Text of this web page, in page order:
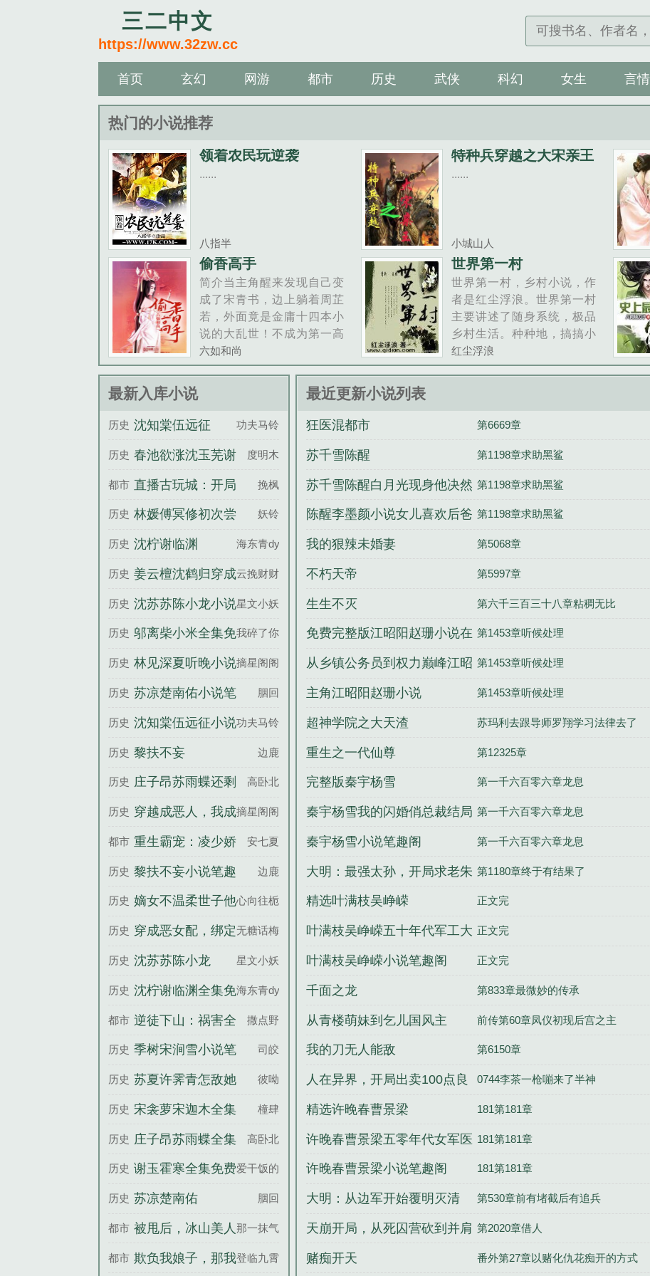
三二中文
https://www.32zw.cc
首页 玄幻 网游 都市 历史 武侠 科幻 女生 言情
热门的小说推荐
领着农民玩逆袭
......
八指半
特种兵穿越之大宋亲王
......
小城山人
偷香高手
简介当主角醒来发现自己变
成了宋青书，边上躺着周芷
若，外面竟是金庸十四本小
说的大乱世！不成为第一高
手，自己怎么能比韦小宝活
得更幸福！微信公众号六如
六如和尚
世界第一村
世界第一村，乡村小说，作
者是红尘浮浪。世界第一村
主要讲述了随身系统，极品
乡村生活。种种地，搞搞小
牧场！这里是政界大佬的养
老之地，这里是当红明星的
界级野生动物保护区。…......
红尘浮浪
最新入库小说
历史 沈知棠伍远征 功夫马铃薯
历史 春池欲涨沈玉芜谢
寒城全文完整版
度明木
都市 直播古玩城：开局
50块买房买车！
挽枫
历史 林媛傅冥修初次尝
鲜百度云
妖铃
历史 沈柠谢临渊 海东青dy
历史 姜云檀沈鹤归穿成
末世恶毒女配后成
香饽饽了百度云
云挽财财
历史 沈苏苏陈小龙小说
笔趣阁
星文小妖
历史 邬离柴小米全集免
费阅读
我碎了你随
历史 林见深夏听晚小说
笔趣阁
摘星阁阁主
历史 苏凉楚南佑小说笔
趣阁
胭回
历史 沈知棠伍远征小说
笔趣阁
功夫马铃薯
历史 黎扶不妄 边鹿
历史 庄子昂苏雨蝶还剩
三个月命，请让我
从容赴死百度云
高卧北
历史 穿越成恶人，我成
了妹妹的救世主林
见深夏听晚全文完
摘星阁阁主
都市 重生霸宠：凌少娇
妻飒又甜
安七夏
历史 黎扶不妄小说笔趣
阁
边鹿
历史 嫡女不温柔世子他
超爱孟姝月傅云濯
全文完整版
心向往栀
历史 穿成恶女配，绑定
阴湿反派黑化前姜
岁谢砚寒全文完整
无糖话梅
历史 沈苏苏陈小龙 星文小妖
历史 沈柠谢临渊全集免
费阅读
海东青dy
都市 逆徒下山：祸害全
世界
撒点野
历史 季树宋涧雪小说笔
趣阁
司皎
历史 苏夏许霁青怎敌她
动人百度云
彼呦
历史 宋衾萝宋迦木全集
免费阅读
橦肆
历史 庄子昂苏雨蝶全集
免费阅读
高卧北
历史 谢玉霍寒全集免费
阅读
爱干饭的团
历史 苏凉楚南佑 胭回
都市 被甩后，冰山美人
倒贴我
那一抹气运
都市 欺负我娘子，那我登临九霄
最近更新小说列表
狂医混都市 第6669章
苏千雪陈醒 第1198章求助黑鲨
苏千雪陈醒白月光现身他决然
走出婚姻围城
第1198章求助黑鲨
陈醒李墨颜小说女儿喜欢后爸
我成全他们一家三口
第1198章求助黑鲨
我的狠辣未婚妻 第5068章
不朽天帝 第5997章
生生不灭 第六千三百三十八章粘稠无比
免费完整版江昭阳赵珊小说在
线阅读
第1453章听候处理
从乡镇公务员到权力巅峰江昭
阳赵珊结局
第1453章听候处理
主角江昭阳赵珊小说 第1453章听候处理
超神学院之大天渣 苏玛利去跟导师罗翔学习法律去了
重生之一代仙尊 第12325章
完整版秦宇杨雪 第一千六百零六章龙息
秦宇杨雪我的闪婚俏总裁结局
免费
第一千六百零六章龙息
秦宇杨雪小说笔趣阁 第一千六百零六章龙息
大明：最强太孙，开局求老朱
赐死
第1180章终于有结果了
精选叶满枝吴峥嵘 正文完
叶满枝吴峥嵘五十年代军工大
院结局
正文完
叶满枝吴峥嵘小说笔趣阁 正文完
千面之龙 第833章最微妙的传承
从青楼萌妹到乞儿国风主 前传第60章凤仪初现后宫之主
我的刀无人能敌 第6150章
人在异界，开局出卖100点良
心
0744李茶一枪嘣来了半神
精选许晚春曹景梁 181第181章
许晚春曹景梁五零年代女军医
结局
181第181章
许晚春曹景梁小说笔趣阁 181第181章
大明：从边军开始覆明灭清 第530章前有堵截后有追兵
天崩开局，从死囚营砍到并肩
王
第2020章借人
赌痴开天 番外第27章以赌化仇花痴开的方式